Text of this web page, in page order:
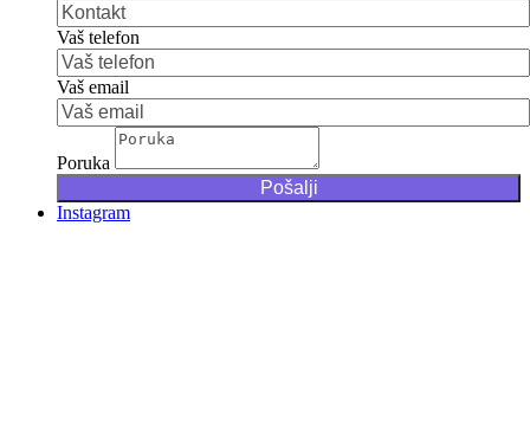
Vaš telefon
Vaš email
Poruka
Instagram